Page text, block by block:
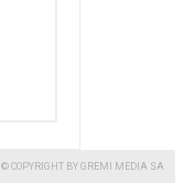
© COPYRIGHT BY GREMI MEDIA SA